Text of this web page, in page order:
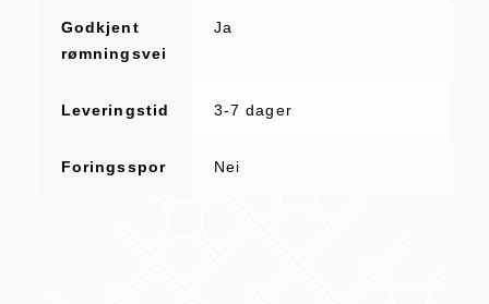
Godkjent
rømningsvei
Ja
Leveringstid 3-7 dager
Foringsspor Nei